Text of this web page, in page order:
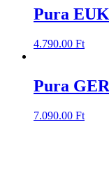
Pura
4.790.00 Ft
Pura
7.090.00 Ft